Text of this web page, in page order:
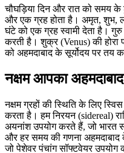
चौघड़िया दिन और रात को समय
और एक ग्रह होता है। अमृत, शुभ,
घंटे को एक ग्रह स्वामी देता है।
करती है। शुक्र (Venus) की होरा
को अहमदाबाद के सूर्योदय पर तय
नक्षम आपका
नक्षम ग्रहों की स्थिति के लिए
करता है। हम निरयन (sidereal)
अयनांश उपयोग करते हैं, जो भारत
और हर समय की गणना अहमदाबाद
जो पेशेवर पंचांग सॉफ्टवेयर उपयोग